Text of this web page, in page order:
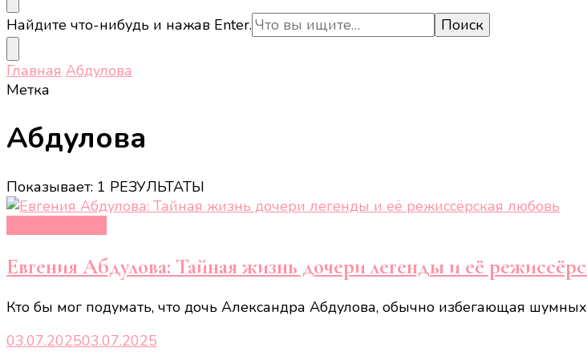
Ищите
что-
то?
Найдите что-нибудь и нажав Enter.
Главная Абдулова
Метка
Абдулова
Показывает: 1 РЕЗУЛЬТАТЫ
Евгения Абдулова: Тайная жизнь дочери легенды и её
Кто бы мог подумать, что дочь Александра Абдулова, обычно избегающая
03.07.202503.07.2025